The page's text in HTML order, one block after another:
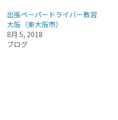
出張ペーパードライバー教習
大阪（東大阪市）
8月 5, 2018
ブログ